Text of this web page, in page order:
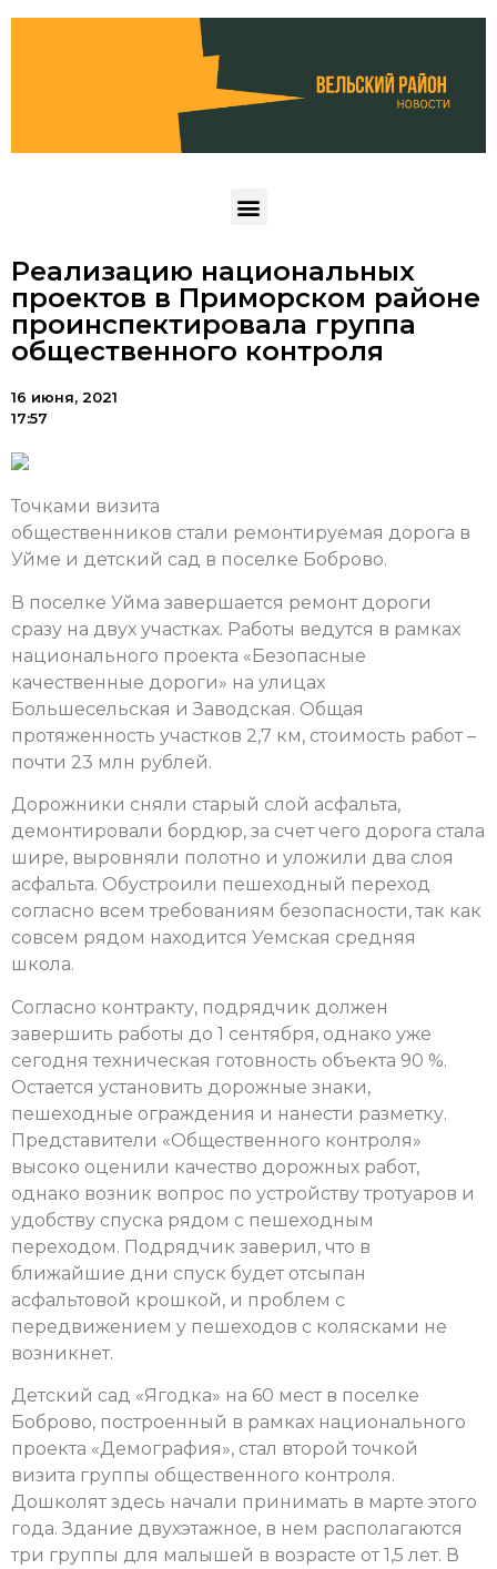
Реализацию национальных
проектов в Приморском районе
проинспектировала группа
общественного контроля
16 июня, 2021
17:57
Точками визита
общественников стали ремонтируемая дорога в
Уйме и детский сад в поселке Боброво.
В поселке Уйма завершается ремонт дороги
сразу на двух участках. Работы ведутся в рамках
национального проекта «Безопасные
качественные дороги» на улицах
Большесельская и Заводская. Общая
протяженность участков 2,7 км, стоимость работ –
почти 23 млн рублей.
Дорожники сняли старый слой асфальта,
демонтировали бордюр, за счет чего дорога стала
шире, выровняли полотно и уложили два слоя
асфальта. Обустроили пешеходный переход
согласно всем требованиям безопасности, так как
совсем рядом находится Уемская средняя
школа.
Согласно контракту, подрядчик должен
завершить работы до 1 сентября, однако уже
сегодня техническая готовность объекта 90 %.
Остается установить дорожные знаки,
пешеходные ограждения и нанести разметку.
Представители «Общественного контроля»
высоко оценили качество дорожных работ,
однако возник вопрос по устройству тротуаров и
удобству спуска рядом с пешеходным
переходом. Подрядчик заверил, что в
ближайшие дни спуск будет отсыпан
асфальтовой крошкой, и проблем с
передвижением у пешеходов с колясками не
возникнет.
Детский сад «Ягодка» на 60 мест в поселке
Боброво, построенный в рамках национального
проекта «Демография», стал второй точкой
визита группы общественного контроля.
Дошколят здесь начали принимать в марте этого
года. Здание двухэтажное, в нем располагаются
три группы для малышей в возрасте от 1,5 лет. В